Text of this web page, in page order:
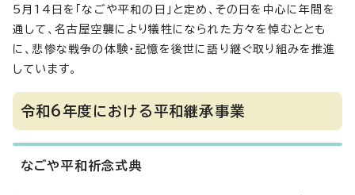
5月14日を「なごや平和の日」と定め、その日を中心に年間を
通して、名古屋空襲により犠牲になられた方々を悼むととも
に、悲惨な戦争の体験・記憶を後世に語り継ぐ取り組みを推進
しています。
令和6年度における平和継承事業
なごや平和祈念式典